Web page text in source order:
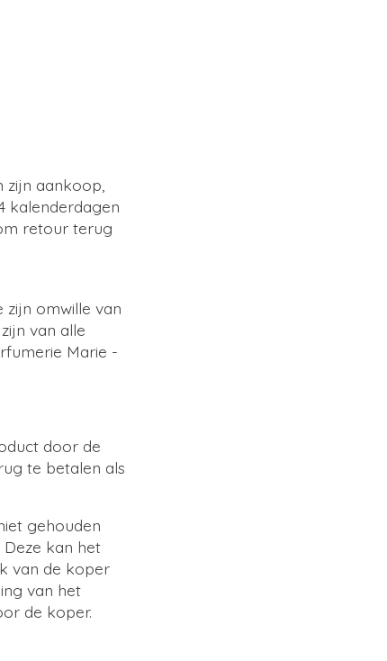
aankoop,
kalenderdagen
retour terug
omwille van
van alle
Marie -
door de
te betalen als
gehouden
kan het
van de koper
van het
de koper.